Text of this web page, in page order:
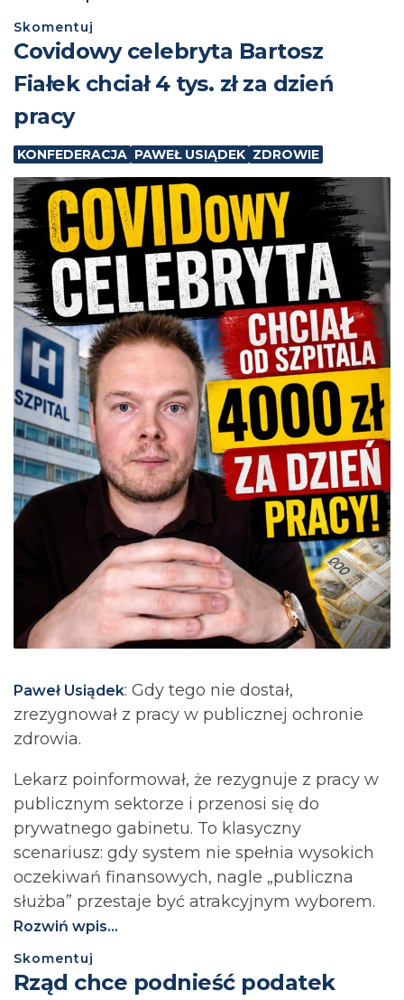
Skomentuj
Covidowy celebryta Bartosz
Fiałek chciał 4 tys. zł za dzień
pracy
KONFEDERACJA PAWEŁ USIĄDEK ZDROWIE
Paweł Usiądek: Gdy tego nie dostał,
zrezygnował z pracy w publicznej ochronie
zdrowia.
Lekarz poinformował, że rezygnuje z pracy w
publicznym sektorze i przenosi się do
prywatnego gabinetu. To klasyczny
scenariusz: gdy system nie spełnia wysokich
oczekiwań finansowych, nagle „publiczna
służba” przestaje być atrakcyjnym wyborem.
Rozwiń wpis...
Skomentuj
⁨Rząd chce podnieść podatek